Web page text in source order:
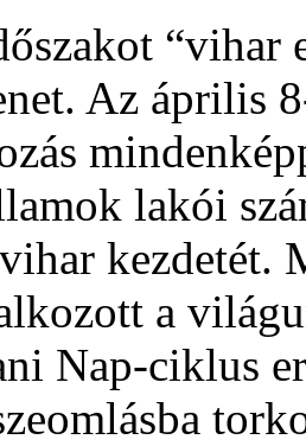
“vihar
Az április
lakói
kezdetét.
a
Nap-ciklus